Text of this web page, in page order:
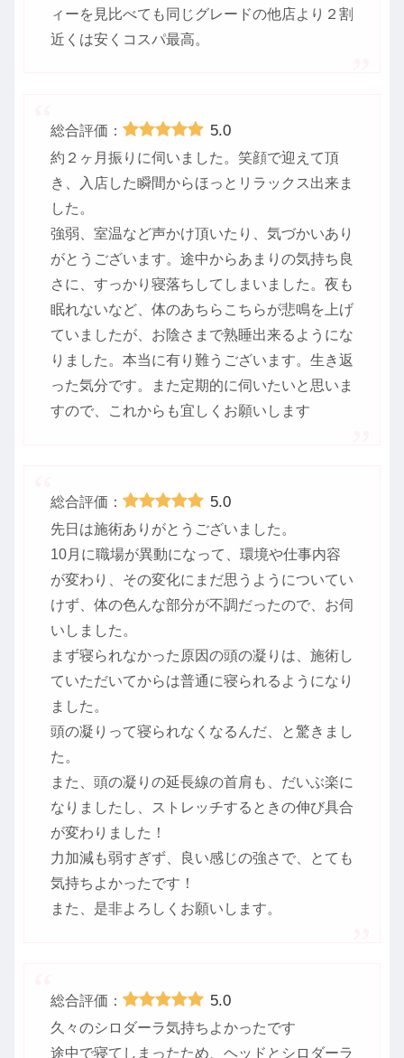
ィーを見比べても同じグレードの他店より２割
近くは安くコスパ最高。
総合評価： 5.0
約２ヶ月振りに伺いました。笑顔で迎えて頂
き、入店した瞬間からほっとリラックス出来ま
した。
強弱、室温など声かけ頂いたり、気づかいあり
がとうございます。途中からあまりの気持ち良
さに、すっかり寝落ちしてしまいました。夜も
眠れないなど、体のあちらこちらが悲鳴を上げ
ていましたが、お陰さまで熟睡出来るようにな
りました。本当に有り難うございます。生き返
った気分です。また定期的に伺いたいと思いま
すので、これからも宜しくお願いします
総合評価： 5.0
先日は施術ありがとうございました。
10月に職場が異動になって、環境や仕事内容
が変わり、その変化にまだ思うようについてい
けず、体の色んな部分が不調だったので、お伺
いしました。
まず寝られなかった原因の頭の凝りは、施術し
ていただいてからは普通に寝られるようになり
ました。
頭の凝りって寝られなくなるんだ、と驚きまし
た。
また、頭の凝りの延長線の首肩も、だいぶ楽に
なりましたし、ストレッチするときの伸び具合
が変わりました！
力加減も弱すぎず、良い感じの強さで、とても
気持ちよかったです！
また、是非よろしくお願いします。
総合評価： 5.0
久々のシロダーラ気持ちよかったです
途中で寝てしまったため、ヘッドとシロダーラ